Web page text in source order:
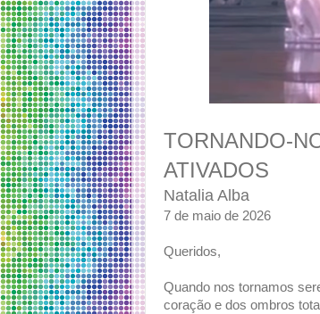
TORNANDO-
ATIVADOS
Natalia Alba
7 de maio de 2026
Queridos,
Quando nos tornamos
coração e dos ombros